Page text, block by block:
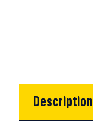
Description